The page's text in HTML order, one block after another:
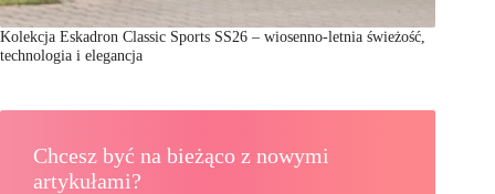
Kolekcja Eskadron Classic Sports SS26 – wiosenno-letnia świeżość,
technologia i elegancja
Chcesz być na bieżąco z nowymi
artykułami?